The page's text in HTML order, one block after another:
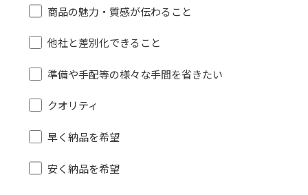
商品の魅力・質感が伝わること
他社と差別化できること
準備や手配等の様々な手間を省きたい
クオリティ
早く納品を希望
安く納品を希望